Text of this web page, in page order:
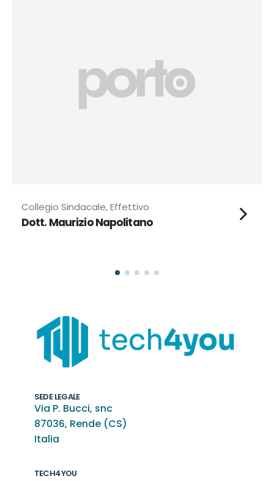
Collegio Sindacale, Effettivo
Dott. Maurizio Napolitano
SEDE LEGALE
Via P. Bucci, snc
87036, Rende (CS)
Italia
TECH4YOU